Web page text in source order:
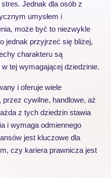
Jednak dla osób z
umysłem i
może być to niezwykle
jednak przyjrzeć się bliżej,
charakteru są
tej wymagającej dziedzinie.
i oferuje wiele
cywilne, handlowe, aż
z tych dziedzin stawia
i wymaga odmiennego
jest kluczowe dla
czy kariera prawnicza jest